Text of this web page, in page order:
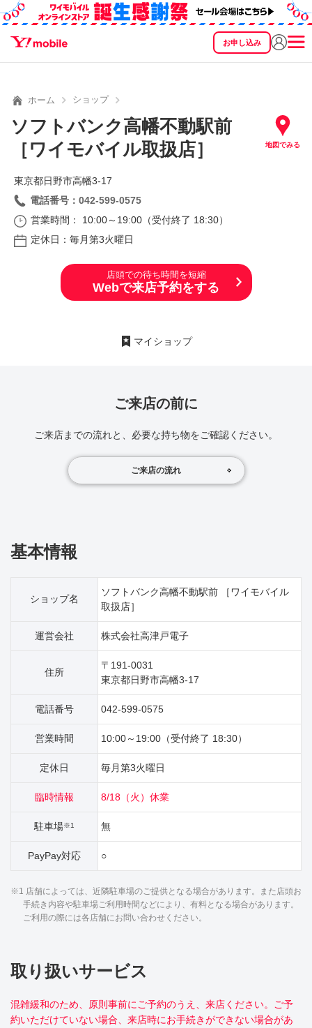
お申し込み
SEARCH
ホーム ショップ
ソフトバンク高幡不動駅前
［ワイモバイル取扱店］
地図でみる
東京都日野市高幡3‐17
電話番号：042-599-0575
営業時間： 10:00～19:00（受付終了 18:30）
定休日：毎月第3火曜日
店頭での待ち時間を短縮
Webで来店予約をする
マイショップ
ご来店の前に
ご来店までの流れと、必要な持ち物をご確認ください。
ご来店の流れ
基本情報
ショップ名
ソフトバンク高幡不動駅前 ［ワイモバイル
取扱店］
運営会社 株式会社高津戸電子
住所
〒191-0031
東京都日野市高幡3‐17
電話番号 042-599-0575
営業時間 10:00～19:00（受付終了 18:30）
定休日 毎月第3火曜日
臨時情報 8/18（火）休業
駐車場※1 無
PayPay対応 ○
※1 店舗によっては、近隣駐車場のご提供となる場合があります。また店頭お
手続き内容や駐車場ご利用時間などにより、有料となる場合があります。
ご利用の際には各店舗にお問い合わせください。
取り扱いサービス
混雑緩和のため、原則事前にご予約のうえ、来店ください。ご予
約いただけていない場合、来店時にお手続きができない場合があ